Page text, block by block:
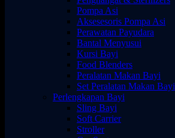
Pompa Asi
Aksesesoris Pompa Asi
Perawatan Payudara
Bantal Menyusui
Kursi Bayi
Food Blenders
Peralatan Makan Bayi
Set Peralatan Makan Bayi
Perlengkapan Bayi
Sling Bayi
Soft Carrier
Stroller